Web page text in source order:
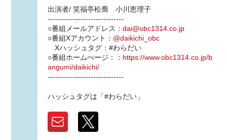
出演者/ 笑福亭松喬 小川恵理子
------------------------------
○番組メールアドレス：dai@obc1314.co.jp
○番組Xアカウント： @daikichi_obc
Xハッシュタグ：#わらだい
○番組ホームぺージ：： https://www.obc1314.co.jp/b
angumi/daikichi/
------------------------------
ハッシュタグは「#わらだい」